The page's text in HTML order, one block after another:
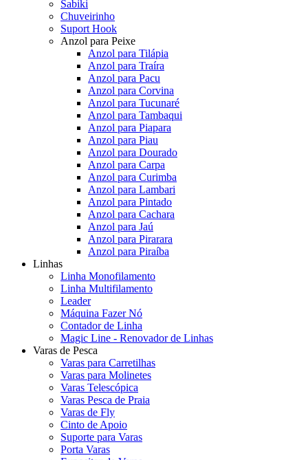
Sabiki
Chuveirinho
Suport Hook
Anzol para Peixe
Anzol para Tilápia
Anzol para Traíra
Anzol para Pacu
Anzol para Corvina
Anzol para Tucunaré
Anzol para Tambaqui
Anzol para Piapara
Anzol para Piau
Anzol para Dourado
Anzol para Carpa
Anzol para Curimba
Anzol para Lambari
Anzol para Pintado
Anzol para Cachara
Anzol para Jaú
Anzol para Pirarara
Anzol para Piraíba
Linhas
Linha Monofilamento
Linha Multifilamento
Leader
Máquina Fazer Nó
Contador de Linha
Magic Line - Renovador de Linhas
Varas de Pesca
Varas para Carretilhas
Varas para Molinetes
Varas Telescópica
Varas Pesca de Praia
Varas de Fly
Cinto de Apoio
Suporte para Varas
Porta Varas